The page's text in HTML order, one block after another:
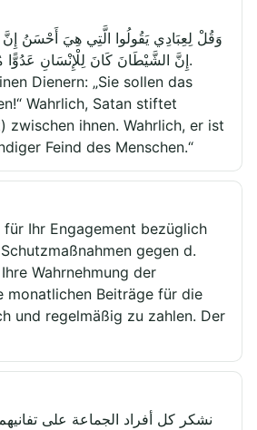
وَقُلْ لِعِبَادِي يَقُولُوا الَّتِي هِيَ أَحْسَنُ إِنَّ
Dienern: „Sie sollen das
Wahrlich, Satan stiftet
zwischen ihnen. Wahrlich, er ist
Feind des Menschen.“
für Ihr Engagement bezüglich
gegen d.
Wahrnehmung der
monatlichen Beiträge für die
und regelmäßig zu zahlen. Der
نشكر كل أفراد الجماعة على